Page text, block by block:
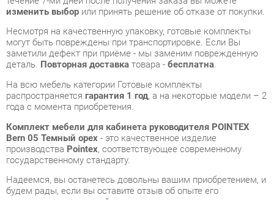
На всю мебель категории Готовые комплекты
года с момента приобретения.
Комплект мебели для кабинета руководителя POINTEX
Bern 05 Темный орех- это качественное изделие
государственному стандарту.
Надеемся, вы останетесь довольны вашим приобретением, и
будем рады, если вы оставите отзыв об опыте его
использования, который поможет сориентироваться нашим
будущим покупателям.
Кроме формы обратной связиполучить развёрнутую
консультацию, фото и видеообзор продукции вы можете по
e-mail, телефону в Екатеринбурге и через мессенджеры
Telegram и WhatsApp.